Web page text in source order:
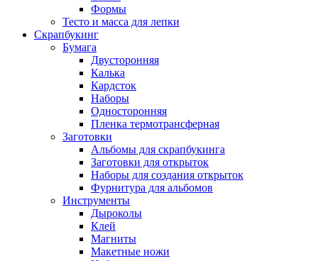
Формы
Тесто и масса для лепки
Скрапбукинг
Бумага
Двусторонняя
Калька
Кардсток
Наборы
Односторонняя
Пленка термотрансферная
Заготовки
Альбомы для скрапбукинга
Заготовки для открыток
Наборы для создания открыток
Фурнитура для альбомов
Инструменты
Дыроколы
Клей
Магниты
Макетные ножи